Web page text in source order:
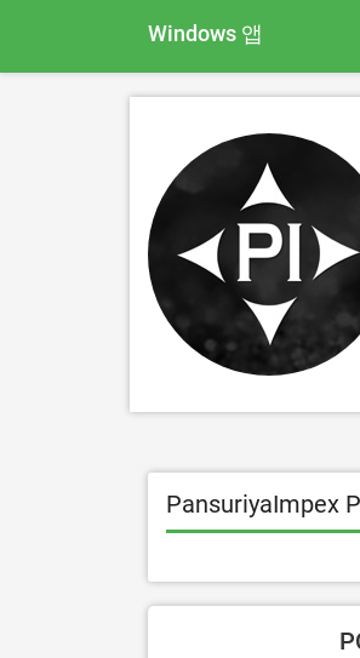
Windows 앱
PansuriyaImpex